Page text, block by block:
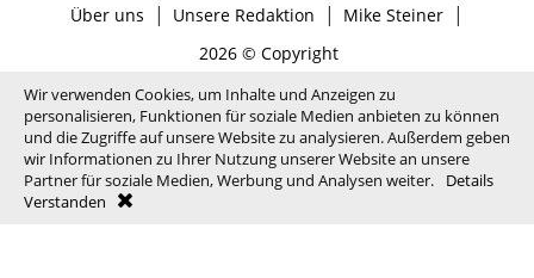
Über uns | Unsere Redaktion | Mike Steiner|
2026 © Copyright
Wir verwenden Cookies, um Inhalte und Anzeigen zu
personalisieren, Funktionen für soziale Medien anbieten zu können
und die Zugriffe auf unsere Website zu analysieren. Außerdem geben
wir Informationen zu Ihrer Nutzung unserer Website an unsere
Partner für soziale Medien, Werbung und Analysen weiter.
Details
Verstanden